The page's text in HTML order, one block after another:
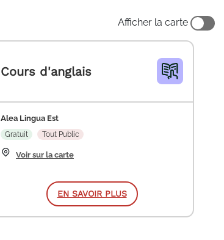
Afficher la carte
Cours d'anglais
Alea Lingua Est
Gratuit Tout Public
Voir sur la carte
EN SAVOIR PLUS